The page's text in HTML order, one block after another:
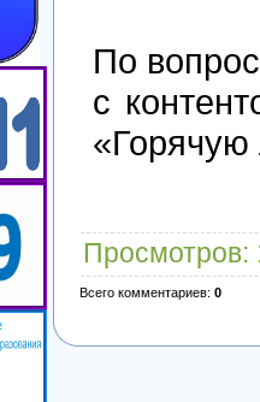
По
с
Просмотров:
Всего комментариев: 0